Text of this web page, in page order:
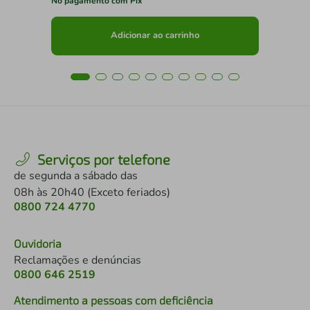
Adicionar ao carrinho
Serviços por telefone
de segunda a sábado das
08h às 20h40 (Exceto feriados)
0800 724 4770
Ouvidoria
Reclamações e denúncias
0800 646 2519
Atendimento a pessoas com deficiência